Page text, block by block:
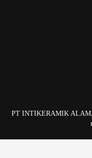
PT INTIKERAMIK